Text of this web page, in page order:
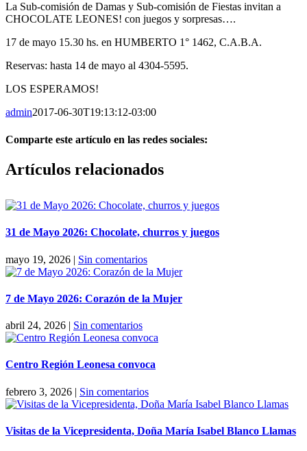
La Sub-comisión de Damas y Sub-comisión de Fiestas invitan a
CHOCOLATE LEONES! con juegos y sorpresas….
17 de mayo 15.30 hs. en HUMBERTO 1° 1462, C.A.B.A.
Reservas: hasta 14 de mayo al 4304-5595.
LOS ESPERAMOS!
admin2017-06-30T19:13:12-03:00
Comparte este artículo en las redes sociales:
Facebook
X
Reddit
LinkedIn
Pinterest
Vk
Artículos relacionados
31 de Mayo 2026: Chocolate, churros y juegos
mayo 19, 2026 | Sin comentarios
7 de Mayo 2026: Corazón de la Mujer
abril 24, 2026 | Sin comentarios
Centro Región Leonesa convoca
febrero 3, 2026 | Sin comentarios
Visitas de la Vicepresidenta, Doña María Isabel Blanco Llamas